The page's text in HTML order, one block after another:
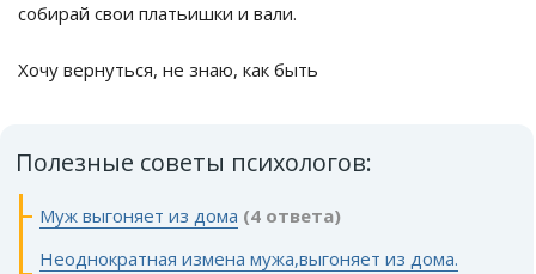
собирай свои платьишки и вали.
Хочу вернуться, не знаю, как быть
Полезные советы психологов:
Муж выгоняет из дома (4 ответа)
Неоднократная измена мужа,выгоняет из дома.